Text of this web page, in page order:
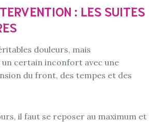
: LES SUITES
douleurs, mais
un certain inconfort avec une
du front, des tempes et des
il faut se reposer au maximum et